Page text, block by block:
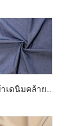
ผ้าเดนิมคล้ายเดนิมแบบโพลีเรยอน